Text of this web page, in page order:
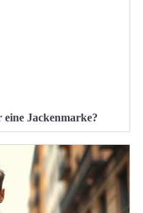
Jackenmarke?